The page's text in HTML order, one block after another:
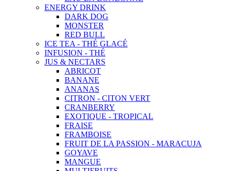
ENERGY DRINK
DARK DOG
MONSTER
RED BULL
ICE TEA - THÉ GLACÉ
INFUSION - THÉ
JUS & NECTARS
ABRICOT
BANANE
ANANAS
CITRON - CITON VERT
CRANBERRY
EXOTIQUE - TROPICAL
FRAISE
FRAMBOISE
FRUIT DE LA PASSION - MARACUJA
GOYAVE
MANGUE